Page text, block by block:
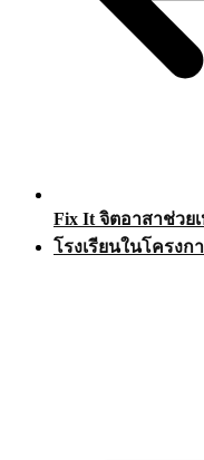
Fix It จิตอาสาช่วย
โรงเรียนในโครง